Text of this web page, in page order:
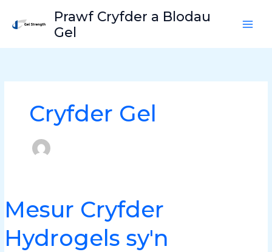
Prawf Cryfder a Blodau
Gel
Cryfder Gel
Mesur Cryfder
Hydrogels sy'n
Mesur
Cryfder
Hydrogels
sy'n